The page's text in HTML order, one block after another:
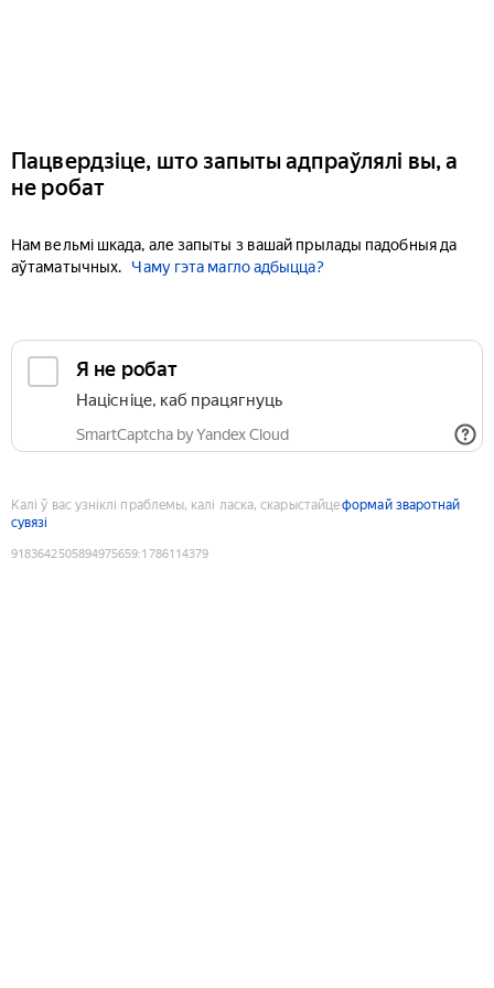
Пацвердзіце, што запыты адпраўлялі вы, а
не робат
Нам вельмі шкада, але запыты з вашай прылады падобныя да
аўтаматычных.
Чаму гэта магло адбыцца?
Я не робат
Націсніце, каб працягнуць
SmartCaptcha by Yandex Cloud
Калі ў вас узніклі праблемы, калі ласка, скарыстайцеформай зваротнай
сувязі
9183642505894975659:1786114379